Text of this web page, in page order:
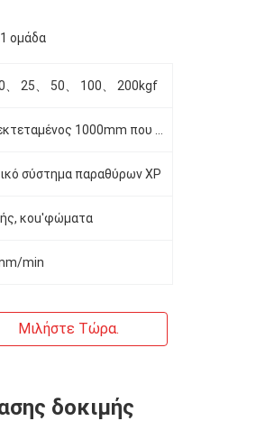
1 ομάδα
、 25、 50、 100、 200kgf
σύστημα παραθύρων XP
κοu'φώματα
min
Μιλήστε Τώρα.
δοκιμής